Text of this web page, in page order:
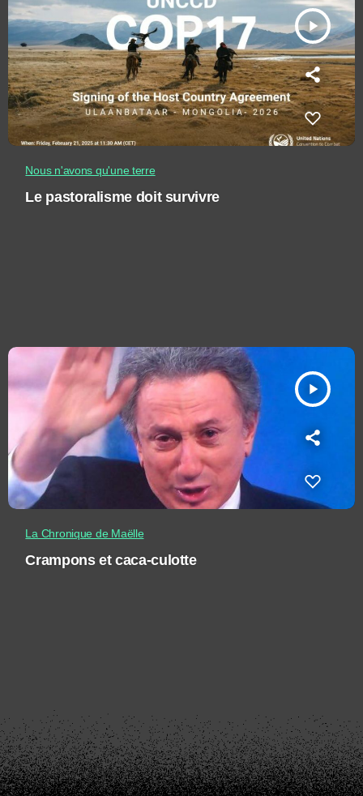
play_arrow
Nous n'avons qu'une terre
Le pastoralisme doit survivre
play_arrow
La Chronique de Maëlle
Crampons et caca-culotte